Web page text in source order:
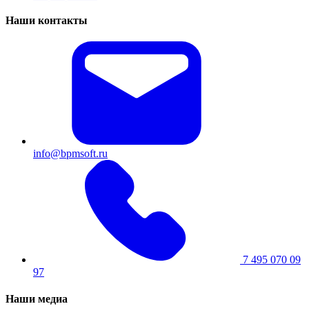
Наши контакты
info@bpmsoft.ru
7 495 070 09
97
Наши медиа